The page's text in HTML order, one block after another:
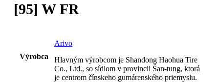
[95] W FR
Výrobca
Arivo
Hlavným výrobcom je Shandong Haohua Tire
Co., Ltd., so sídlom v provincii Šan-tung, ktorá
je centrom čínskeho gumárenského priemyslu.